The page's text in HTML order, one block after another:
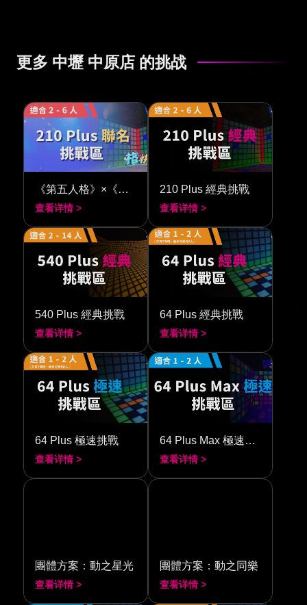
更多 中壢 中原店 的挑战
《第五人格》×《閃動格子 210》
查看详情 >
210 Plus 經典挑戰
查看详情 >
540 Plus 經典挑戰
查看详情 >
64 Plus 經典挑戰
查看详情 >
64 Plus 極速挑戰
查看详情 >
64 Plus Max 極速挑戰
查看详情 >
團體方案：動之星光
查看详情 >
團體方案：動之同樂
查看详情 >